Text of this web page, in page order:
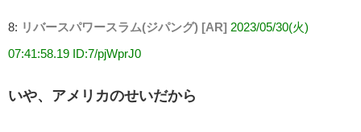
8: リバースパワースラム(ジパング) [AR] 2023/05/30(火)
07:41:58.19 ID:7/pjWprJ0
いや、アメリカのせいだから